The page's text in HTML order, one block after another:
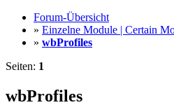
Forum-Übersicht
» Einzelne Module | Certain
» wbProfiles
Seiten: 1
wbProfiles